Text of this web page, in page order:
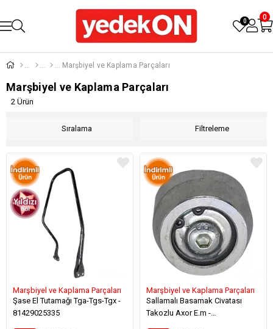
0 0
Marşbiyel ve Kaplama Parçaları
Marşbiyel ve Kaplama Parçaları
Filtreleme
Sıralama
2 Ürün
Marşbiyel ve Kaplama Parçaları
Şase El Tutamağı Tga-Tgs-Tgx -
81429025335
Marşbiyel ve Kaplama Parçaları
Sallamalı Basamak Civatası
Takozlu Axor E.m -